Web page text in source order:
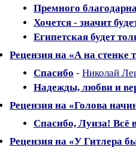
Премного
Хочется - значит
Египетская будет
Рецензия на «А на стенке
Спасибо - Николай
Надежды, любви и
Рецензия на «Голова
Спасибо, Луиза! Всё
Рецензия на «У Гитлера